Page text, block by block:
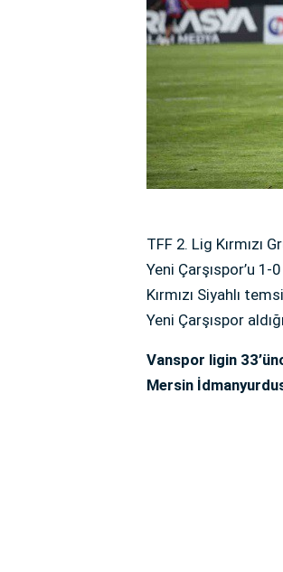
TFF 2. Lig Kırmızı
Yeni Çarşıspor’u
Kırmızı Siyahlı
Yeni Çarşıspor
Vanspor ligin
Mersin